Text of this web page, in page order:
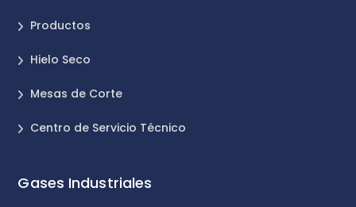
Productos
Hielo Seco
Mesas de Corte
Centro de Servicio Técnico
Gases Industriales